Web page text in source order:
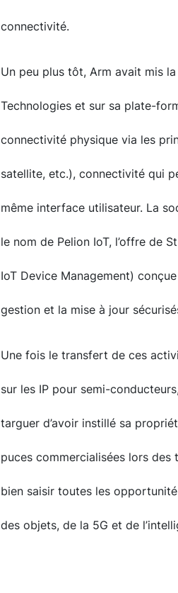
connectivité.
Un peu plus tôt, Arm avait mis
Technologies et sur sa plate-
connectivité physique via les
satellite, etc.), connectivité qui
même interface utilisateur. La
le nom de Pelion IoT, l’offre de
IoT Device Management)
gestion et la mise à jour
Une fois le transfert de ces
sur les IP pour semi-
targuer d’avoir instillé sa
puces commercialisées lors des
bien saisir toutes les
des objets, de la 5G et de